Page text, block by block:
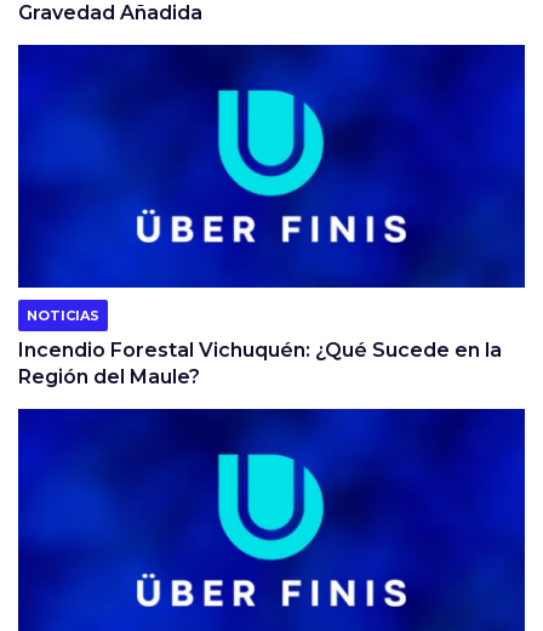
Gravedad Añadida
NOTICIAS
Incendio Forestal Vichuquén: ¿Qué Sucede en la
Región del Maule?